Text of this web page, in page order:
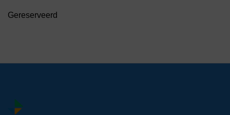
Gereserveerd